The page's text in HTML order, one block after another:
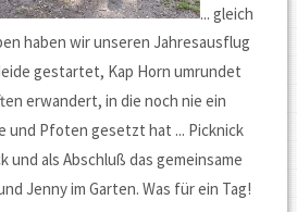
... gleich
haben wir unseren Jahresausflug
gestartet, Kap Horn umrundet
erwandert, in die noch nie ein
und Pfoten gesetzt hat ... Picknick
und als Abschluß das gemeinsame
Jenny im Garten. Was für ein Tag!